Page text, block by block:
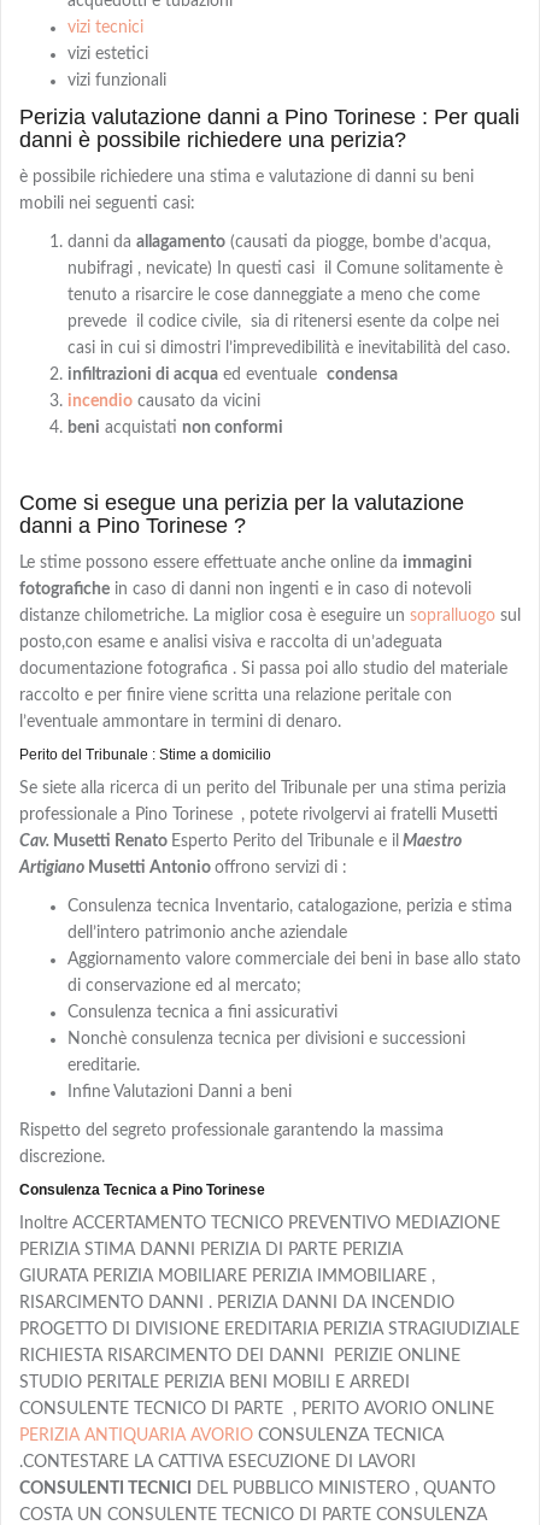
vizi tecnici
vizi estetici
vizi funzionali
Perizia valutazione danni a Pino Torinese : Per quali
danni è possibile richiedere una perizia?
è possibile richiedere una stima e valutazione di danni su beni
mobili nei seguenti casi:
danni da allagamento (causati da piogge, bombe d’acqua,
nubifragi , nevicate) In questi casi il Comune solitamente è
tenuto a risarcire le cose danneggiate a meno che come
prevede il codice civile, sia di ritenersi esente da colpe nei
casi in cui si dimostri l’imprevedibilità e inevitabilità del caso.
infiltrazioni di acqua ed eventuale condensa
incendio causato da vicini
beni acquistati non conformi
Come si esegue una perizia per la valutazione
danni a Pino Torinese ?
Le stime possono essere effettuate anche online da immagini
fotografiche in caso di danni non ingenti e in caso di notevoli
distanze chilometriche. La miglior cosa è eseguire un sopralluogo sul
posto,con esame e analisi visiva e raccolta di un’adeguata
documentazione fotografica . Si passa poi allo studio del materiale
raccolto e per finire viene scritta una relazione peritale con
l’eventuale ammontare in termini di denaro.
Perito del Tribunale : Stime a domicilio
Se siete alla ricerca di un perito del Tribunale per una stima perizia
professionale a Pino Torinese , potete rivolgervi ai fratelli Musetti
Cav. Musetti Renato Esperto Perito del Tribunale e il Maestro
Artigiano Musetti Antonio offrono servizi di :
Consulenza tecnica Inventario, catalogazione, perizia e stima
dell’intero patrimonio anche aziendale
Aggiornamento valore commerciale dei beni in base allo stato
di conservazione ed al mercato;
Consulenza tecnica a fini assicurativi
Nonchè consulenza tecnica per divisioni e successioni
ereditarie.
Infine Valutazioni Danni a beni
Rispetto del segreto professionale garantendo la massima
discrezione.
Consulenza Tecnica a Pino Torinese
Inoltre ACCERTAMENTO TECNICO PREVENTIVO MEDIAZIONE
PERIZIA STIMA DANNI PERIZIA DI PARTE PERIZIA
GIURATA PERIZIA MOBILIARE PERIZIA IMMOBILIARE ,
RISARCIMENTO DANNI . PERIZIA DANNI DA INCENDIO
PROGETTO DI DIVISIONE EREDITARIA PERIZIA STRAGIUDIZIALE
RICHIESTA RISARCIMENTO DEI DANNI PERIZIE ONLINE
STUDIO PERITALE PERIZIA BENI MOBILI E ARREDI
CONSULENTE TECNICO DI PARTE , PERITO AVORIO ONLINE
PERIZIA ANTIQUARIA AVORIO CONSULENZA TECNICA
.CONTESTARE LA CATTIVA ESECUZIONE DI LAVORI
CONSULENTI TECNICI
DEL PUBBLICO MINISTERO , QUANTO
COSTA UN CONSULENTE TECNICO DI PARTE CONSULENZA